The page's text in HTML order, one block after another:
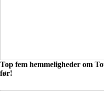
Top fem hemmeligheder om
før!